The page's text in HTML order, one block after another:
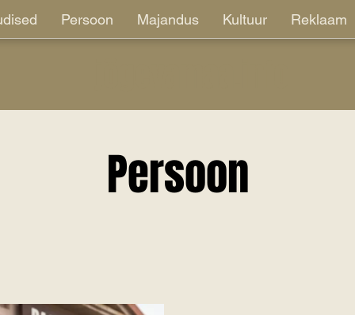
Persoon Majandus Kultuur Reklaam
Persoon